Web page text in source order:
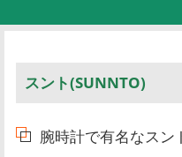
スント(SUNNTO)
腕時計で有名なスン